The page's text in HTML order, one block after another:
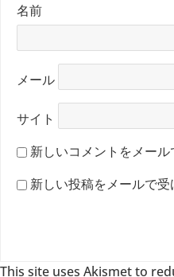
名前
メール
サイト
新しいコメントをメール
新しい投稿をメールで受
This site uses Akismet to